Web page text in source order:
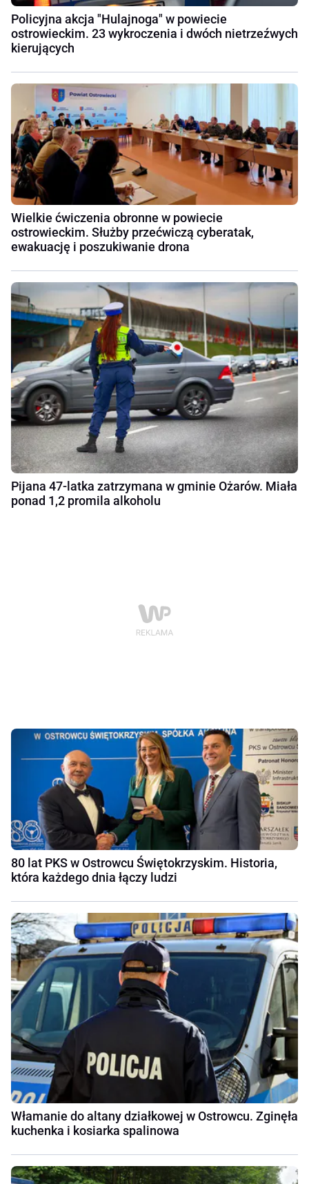
Policyjna akcja "Hulajnoga" w powiecie
ostrowieckim. 23 wykroczenia i dwóch nietrzeźwych
kierujących
Wielkie ćwiczenia obronne w powiecie
ostrowieckim. Służby przećwiczą cyberatak,
ewakuację i poszukiwanie drona
Pijana 47-latka zatrzymana w gminie Ożarów. Miała
ponad 1,2 promila alkoholu
80 lat PKS w Ostrowcu Świętokrzyskim. Historia,
która każdego dnia łączy ludzi
Włamanie do altany działkowej w Ostrowcu. Zginęła
kuchenka i kosiarka spalinowa